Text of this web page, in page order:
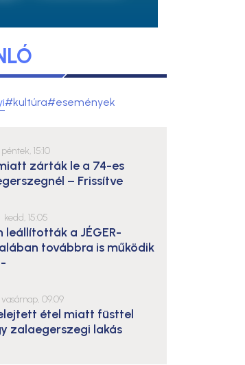
#kultúra#események
péntek, 15:10
zárták le a 74-es
– Frissítve
kedd, 15:05
leállították a JÉGER-
továbbra is működik
vasárnap, 09:09
étel miatt füsttel
zalaegerszegi lakás